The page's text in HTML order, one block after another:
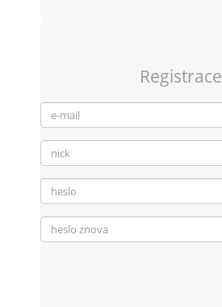
Registrace